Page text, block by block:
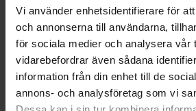
Vi använder enhetsidentifierare för
och annonserna till användarna,
för sociala medier och analysera vår
vidarebefordrar även sådana
information från din enhet till de
annons- och analysföretag som vi
ser vi att allt fler kvinnor väljer föraryrket.
förändring som märks både i våra egna